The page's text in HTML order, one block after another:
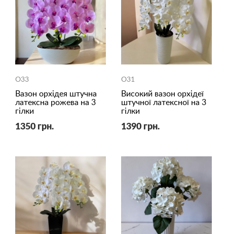
O33
Вазон орхідея штучна
латексна рожева на 3
гілки
1350 грн.
O31
Високий вазон орхідеї
штучної латексної на 3
гілки
1390 грн.